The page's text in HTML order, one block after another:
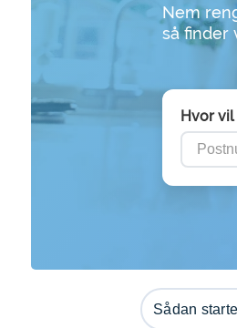
Nem
så finder
Hvor
Sådan